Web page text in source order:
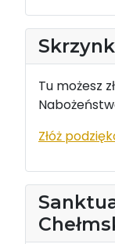
Tu możesz
Złóż